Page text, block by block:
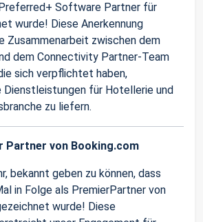
Software Partner für
wurde! Diese Anerkennung
Zusammenarbeit zwischen dem
dem Connectivity Partner-Team
sich verpflichtet haben,
Dienstleistungen für Hotellerie und
zu liefern.
Partner von Booking.com
bekannt geben zu können, dass
in Folge als PremierPartner von
wurde! Diese